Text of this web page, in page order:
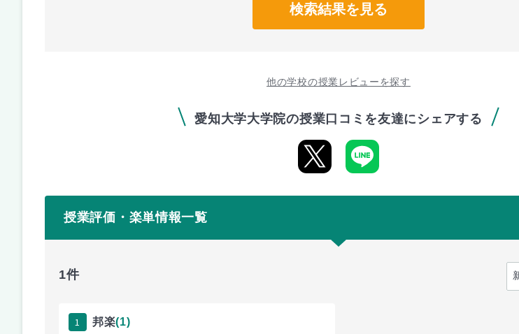
検索結果を見る
他の学校の授業レビューを探す
愛知大学大学院の授業口コミを友達にシェアする
授業評価・楽単情報一覧
1件
1 邦楽(1)